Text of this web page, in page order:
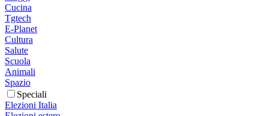
Cucina
Tgtech
E-Planet
Cultura
Salute
Scuola
Animali
Spazio
Speciali
Elezioni Italia